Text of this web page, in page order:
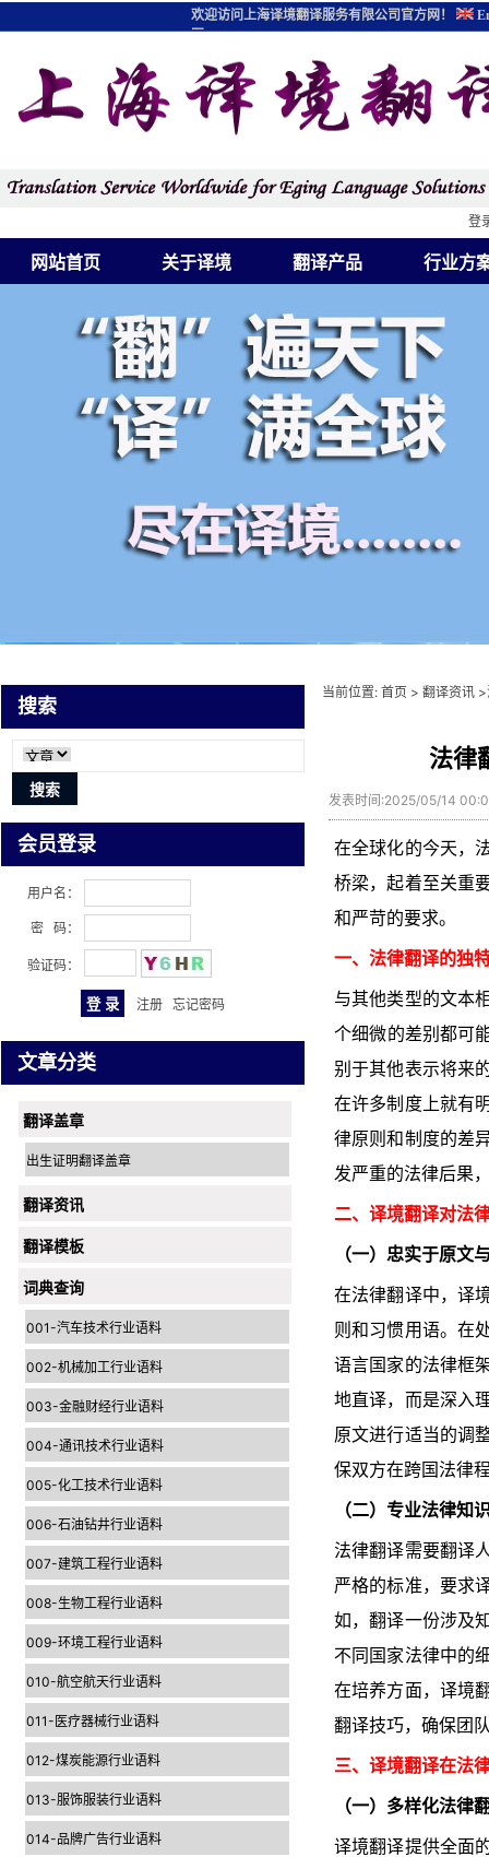
网站首页 关于译境 翻译产品 行业方
登
欢迎访问上海译境翻译服务有限公司官方网！
图
搜索
会员登录
用户名：
密 码：
验证码：
注册 忘记密码
文章分类
翻译盖章
出生证明翻译盖章
翻译资讯
翻译模板
词典查询
001-汽车技术行业语料
002-机械加工行业语料
003-金融财经行业语料
004-通讯技术行业语料
005-化工技术行业语料
006-石油钻井行业语料
007-建筑工程行业语料
008-生物工程行业语料
009-环境工程行业语料
010-航空航天行业语料
011-医疗器械行业语料
012-煤炭能源行业语料
013-服饰服装行业语料
014-品牌广告行业语料
当前位置: 首页 > 翻译资讯
法律
发表时间:2025/05/14
在全球化的今天，
桥梁，起着至关重
和严苛的要求。
一、法律翻译的独
与其他类型的文本
个细微的差别都可
别于其他表示将来
在许多制度上就有
律原则和制度的差
发严重的法律后果
二、译境翻译对法
（一）忠实于原文
在法律翻译中，译
则和习惯用语。在
语言国家的法律框
地直译，而是深入
原文进行适当的调
保双方在跨国法律
（二）专业法律知
法律翻译需要翻译
严格的标准，要求
如，翻译一份涉及
不同国家法律中的
在培养方面，译境
翻译技巧，确保团
三、译境翻译在法
（一）多样化法律
译境翻译提供全面